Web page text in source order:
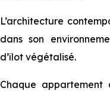
L’architecture
dans son
d’îlot végétalisé.
Chaque appartement